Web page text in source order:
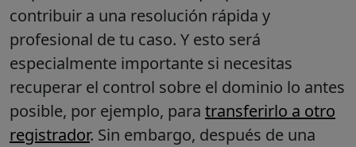
contribuir a una resolución rápida y
profesional de tu caso. Y esto será
especialmente importante si necesitas
recuperar el control sobre el dominio lo antes
posible, por ejemplo, para transferirlo a otro
registrador. Sin embargo, después de una